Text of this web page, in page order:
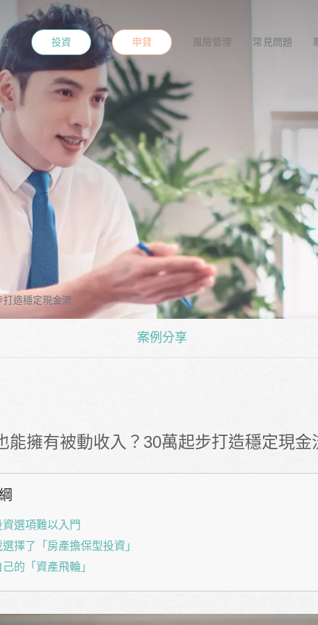
投資 申貸 風險管理 常見問題
造穩定現金流
案例分享
能擁有被動收入？30萬起步打造穩定現金
選項難以入門
擇了「房產擔保型投資」
的「資產飛輪」